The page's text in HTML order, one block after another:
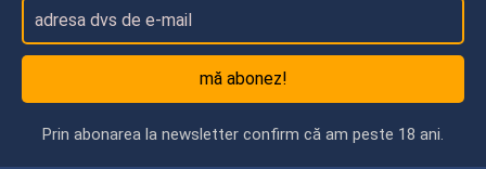
mă abonez!
Prin abonarea la newsletter confirm că am peste 18 ani.